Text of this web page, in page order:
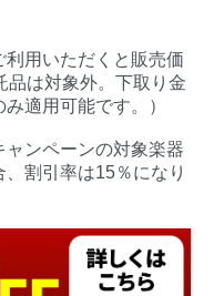
用いただくと販売価
品は対象外。下取り金
適用可能です。）
ンペーンの対象楽器
割引率は15％になり